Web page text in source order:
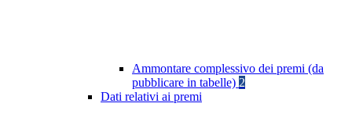
Ammontare complessivo dei premi (da
pubblicare in tabelle) 2
Dati relativi ai premi